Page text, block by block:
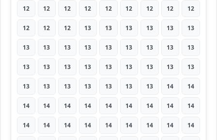
12 12 12 12 12 12 12 12 12
12 12 12 13 13 13 13 13 13
13 13 13 13 13 13 13 13 13
13 13 13 13 13 13 13 13 13
13 13 13 13 13 13 13 14 14
14 14 14 14 14 14 14 14 14
14 14 14 14 14 14 14 14 14